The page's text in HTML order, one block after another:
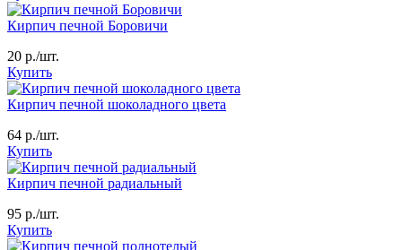
Кирпич печной Боровичи
20 р./шт.
Купить
Кирпич печной шоколадного цвета
64 р./шт.
Купить
Кирпич печной радиальный
95 р./шт.
Купить